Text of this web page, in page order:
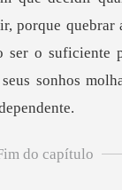
do capítulo